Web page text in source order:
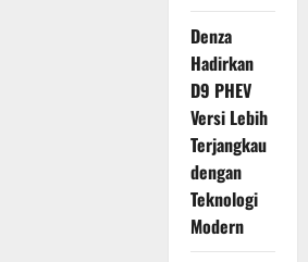
Denza
Hadirkan
D9 PHEV
Versi Lebih
Terjangkau
dengan
Teknologi
Modern